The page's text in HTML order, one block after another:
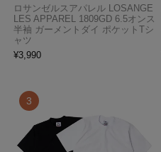
ロサンゼルスアパレル LOSANGE
LES APPAREL 1809GD 6.5オンス
半袖 ガーメントダイ ポケットTシ
ャツ
¥3,990